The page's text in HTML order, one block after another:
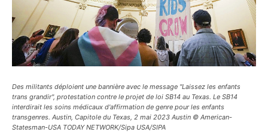
Des militants déploient une bannière avec le message "Laissez les enfants
trans grandir", protestation contre le projet de loi SB14 au Texas. Le SB14
interdirait les soins médicaux d'affirmation de genre pour les enfants
transgenres. Austin, Capitole du Texas, 2 mai 2023 Austin © American-
Statesman-USA TODAY NETWORK/Sipa USA/SIPA